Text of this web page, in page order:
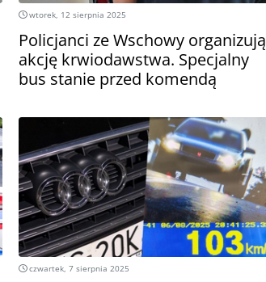
wtorek, 12 sierpnia 2025
Policjanci ze Wschowy organizują
akcję krwiodawstwa. Specjalny
bus stanie przed komendą
czwartek, 7 sierpnia 2025